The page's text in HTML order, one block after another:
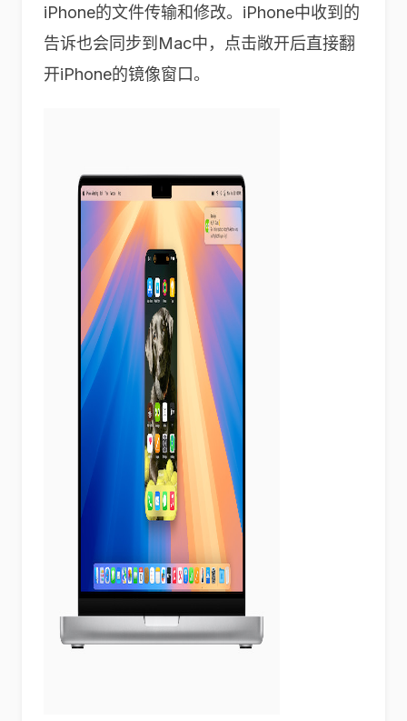
iPhone的文件传输和修改。iPhone中收到的
告诉也会同步到Mac中，点击敞开后直接翻
开iPhone的镜像窗口。